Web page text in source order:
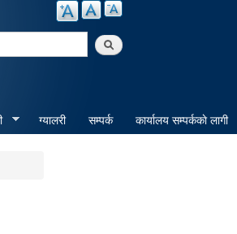
ग्यालरी सम्पर्क कार्यालय सम्पर्ककाे लागी